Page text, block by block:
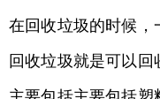
在回收垃圾的时候，
回收垃圾就是可以回